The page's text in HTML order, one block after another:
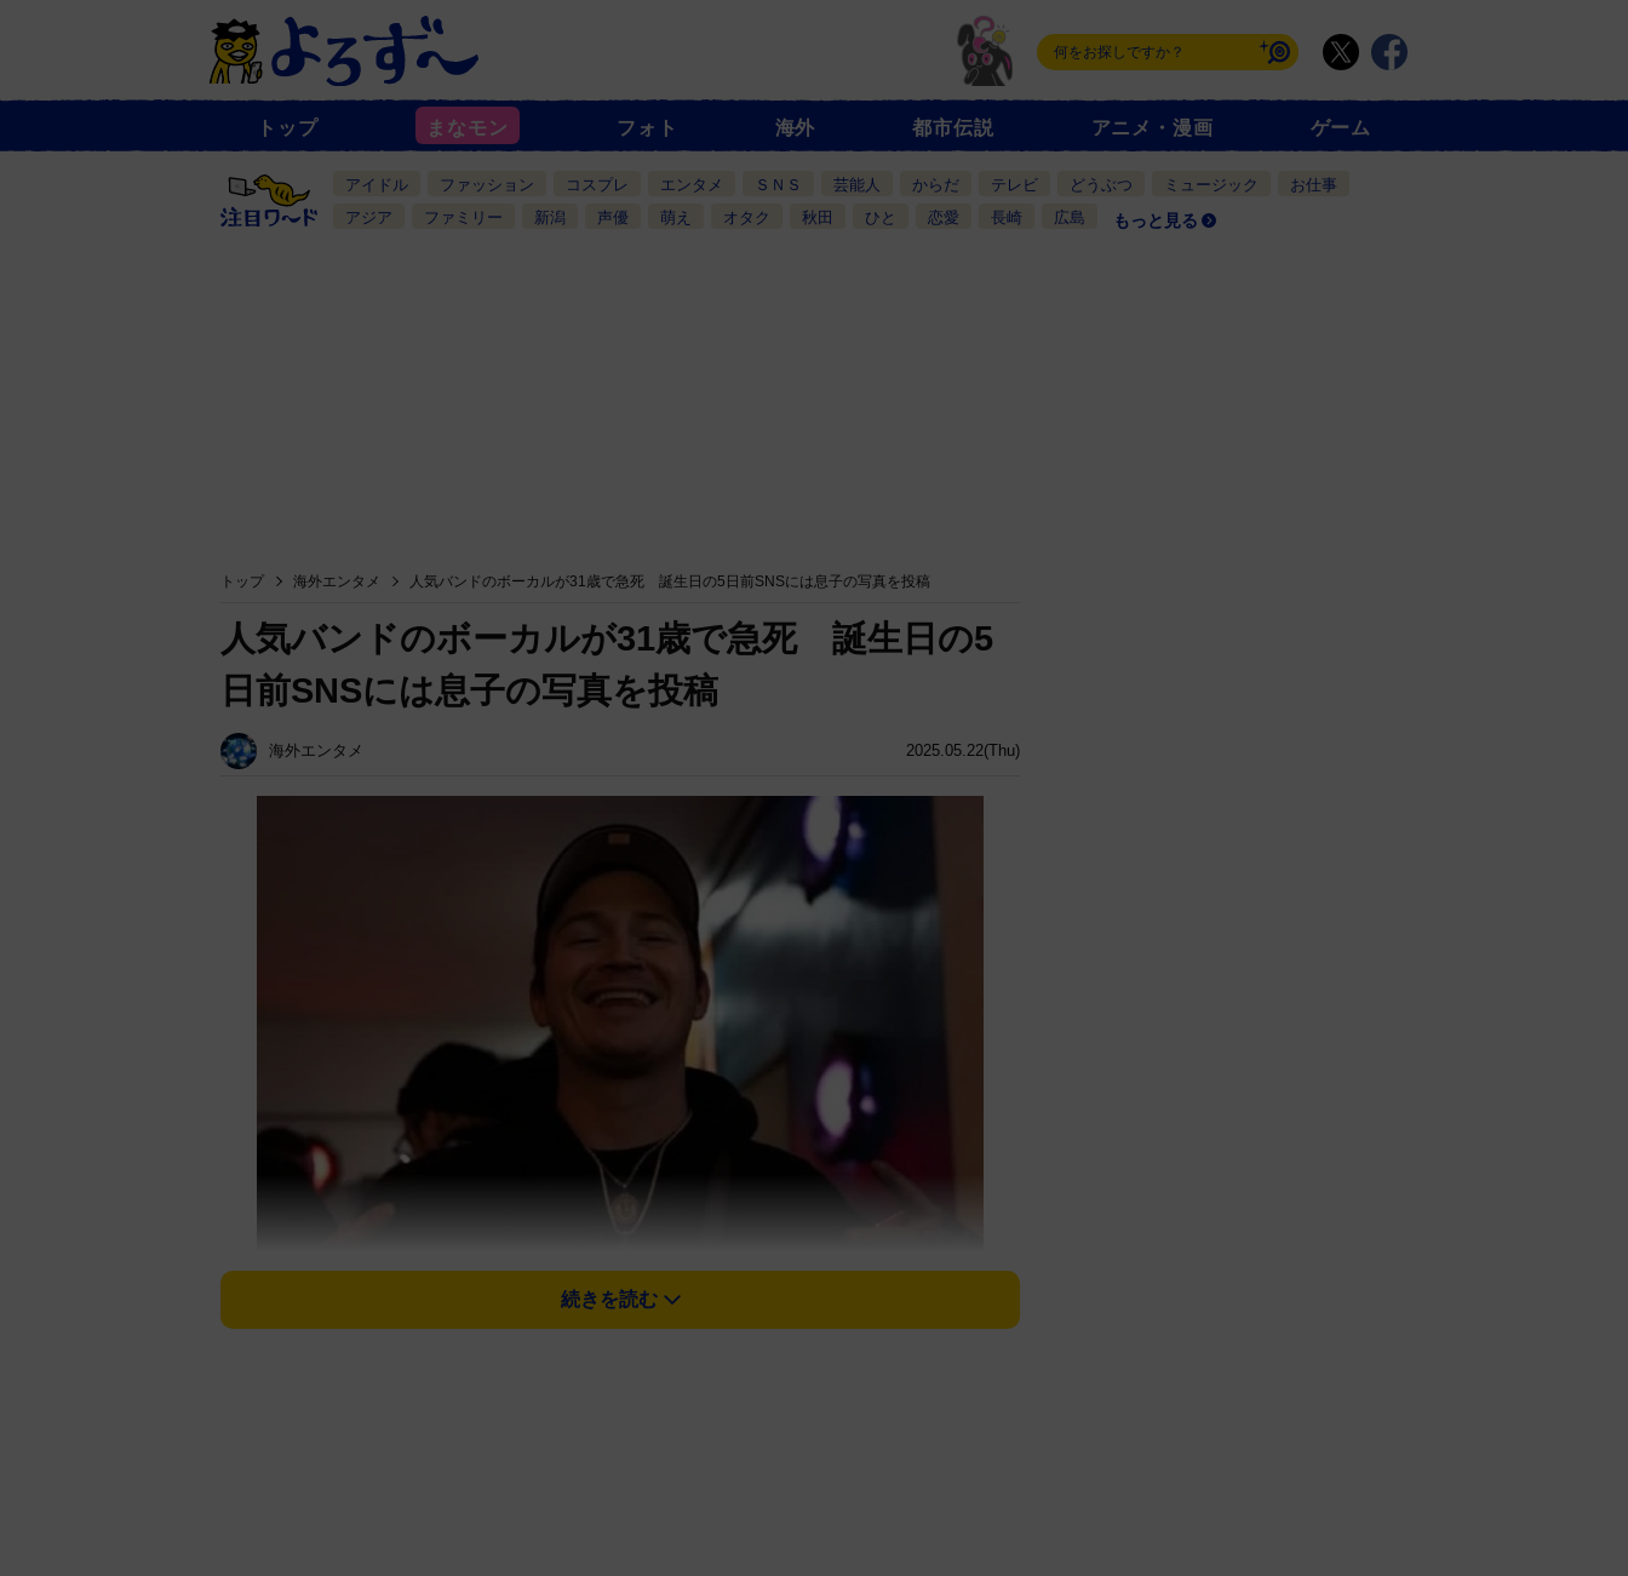
ュ
一
覧
トップ まなモン フォト 海外 都市伝説 アニメ・漫画 ゲーム
アイドル ファッション コスプレ エンタメ ＳＮＳ 芸能人 からだ テレビ どうぶつ ミュージック
お仕事
アジア
ファミリー 新潟 声優 萌え オタク 秋田 ひと 恋愛 長崎 広島 もっと見る
トップ 海外エンタメ 人気バンドのボーカルが31歳で急死 誕生日の5日前SNSには息子の写真を投稿
2025.05.22(Thu)
人気バンドのボーカルが31歳で急死 誕生日の5
日前SNSには息子の写真を投稿
海外エンタメ
続きを読む